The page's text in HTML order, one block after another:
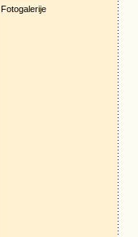
Fotogalerije